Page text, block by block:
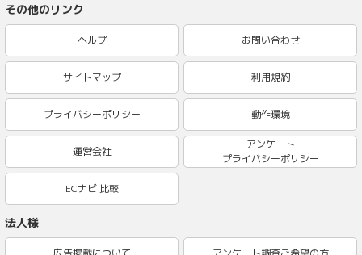
その他のリンク
ヘルプ お問い合わせ
サイトマップ 利用規約
プライバシーポリシー 動作環境
運営会社
アンケート
プライバシーポリシー
ECナビ 比較
法人様